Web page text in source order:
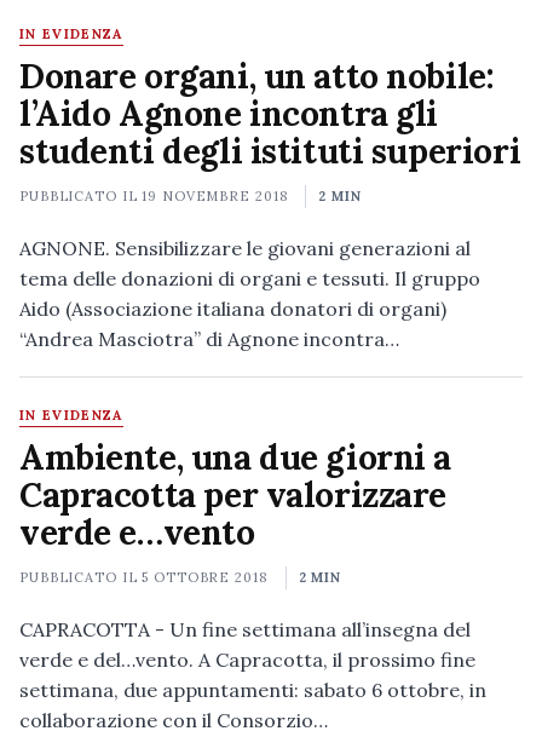
IN EVIDENZA
Donare organi, un atto nobile:
l’Aido Agnone incontra gli
studenti degli istituti superiori
PUBBLICATO IL19 NOVEMBRE 2018 2 MIN
AGNONE. Sensibilizzare le giovani generazioni al
tema delle donazioni di organi e tessuti. Il gruppo
Aido (Associazione italiana donatori di organi)
“Andrea Masciotra” di Agnone incontra…
IN EVIDENZA
Ambiente, una due giorni a
Capracotta per valorizzare
verde e…vento
PUBBLICATO IL5 OTTOBRE 2018 2 MIN
CAPRACOTTA - Un fine settimana all’insegna del
verde e del…vento. A Capracotta, il prossimo fine
settimana, due appuntamenti: sabato 6 ottobre, in
collaborazione con il Consorzio…